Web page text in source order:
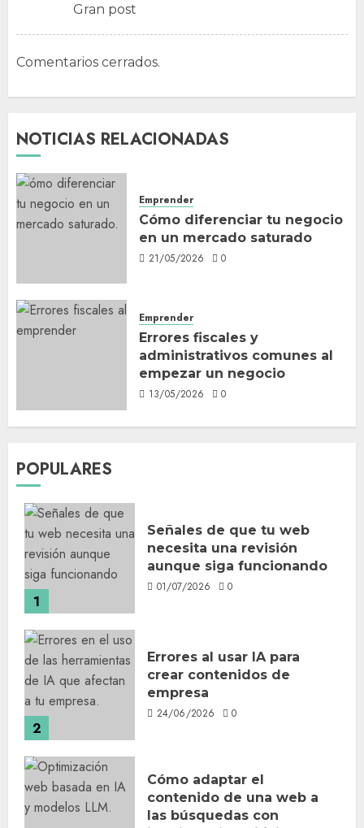
Gran post
Comentarios cerrados.
NOTICIAS RELACIONADAS
Emprender
Cómo diferenciar tu negocio
en un mercado saturado
21/05/2026 0
Emprender
Errores fiscales y
administrativos comunes al
empezar un negocio
13/05/2026 0
POPULARES
1
Señales de que tu web
necesita una revisión
aunque siga funcionando
01/07/2026 0
2
Errores al usar IA para
crear contenidos de
empresa
24/06/2026 0
Cómo adaptar el
contenido de una web a
las búsquedas con